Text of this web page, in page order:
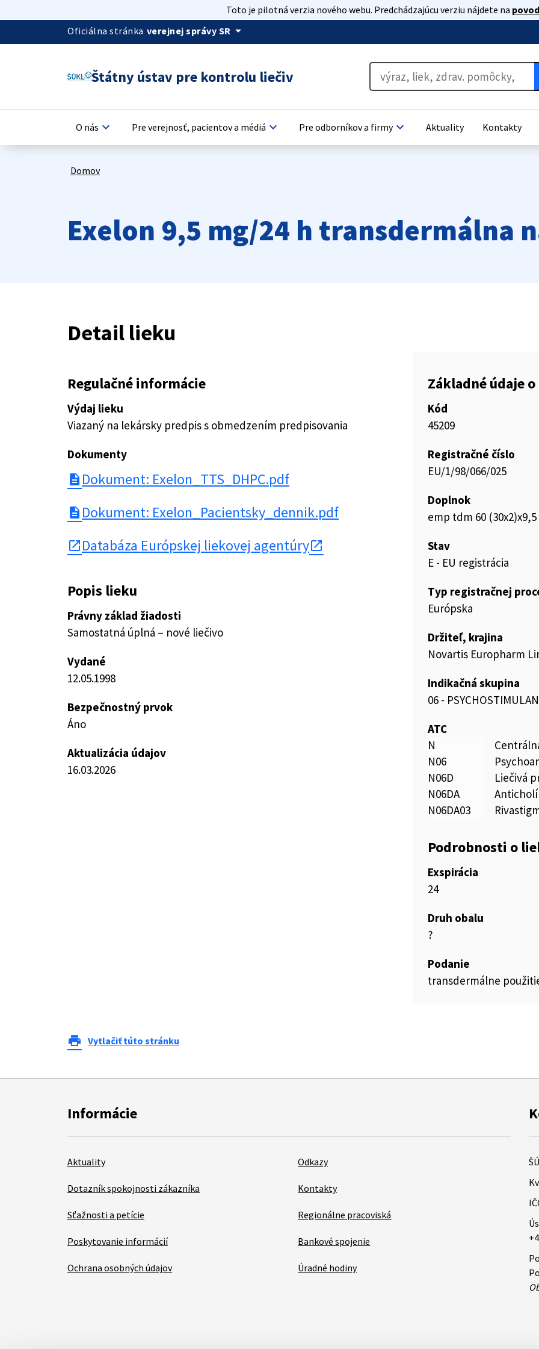
Toto je pilotná verzia nového webu. Predchádzajúcu verziu nájdete na
Oficiálna stránka verejnej správy SR arrow_drop_down
Štátny ústav pre kontrolu liečiv
O nás keyboard_arrow_down Pre verejnosť, pacientov a médiá keyboard_arrow_down Pre odborníkov a firmykeyboard_arrow_down Aktuality Kontakty
Domov
Exelon 9,5 mg/24 h transdermálna
Detail lieku
Regulačné informácie
Výdaj lieku
Viazaný na lekársky predpis s obmedzením predpisovania
Dokumenty
description Dokument: Exelon_TTS_DHPC.pdf
description Dokument: Exelon_Pacientsky_dennik.pdf
open_in_new Databáza Európskej liekovej agentúry
Popis lieku
Právny základ žiadosti
Samostatná úplná – nové liečivo
Vydané
12.05.1998
Bezpečnostný prvok
Áno
Aktualizácia údajov
16.03.2026
Základné údaje
Kód
45209
Registračné číslo
EU/1/98/066/025
Doplnok
emp tdm 60
Stav
E - EU registrácia
Typ registračnej
Európska
Držiteľ, krajina
Novartis Europharm
Indikačná skupina
06 -
ATC
N
N06
N06D
Liečivá
N06DA
N06DA03
Podrobnosti o
Exspirácia
24
Druh obalu
?
Podanie
transdermálne
print Vytlačiť túto stránku
Informácie
Aktuality
Dotazník spokojnosti zákazníka
Sťažnosti a petície
Poskytovanie informácií
Ochrana osobných údajov
Odkazy
Kontakty
Regionálne pracoviská
Bankové spojenie
Úradné hodiny